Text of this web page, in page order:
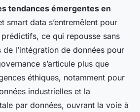
tendances émergentes en
smart data s’entremêlent pour
ce qui repousse sans
l’intégration de données pour
s’articule plus que
éthiques, notamment pour
industrielles et la
par données, ouvrant la voie à